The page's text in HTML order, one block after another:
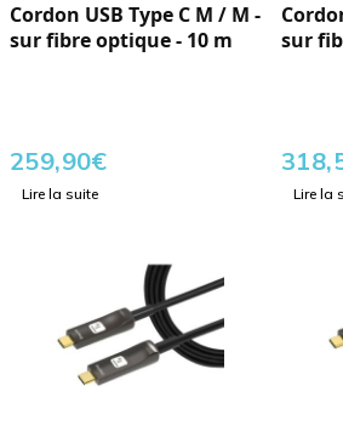
Cordon USB Type C M / M -
sur fibre optique - 10 m
259,90€
Lire la suite
sur
Lire la